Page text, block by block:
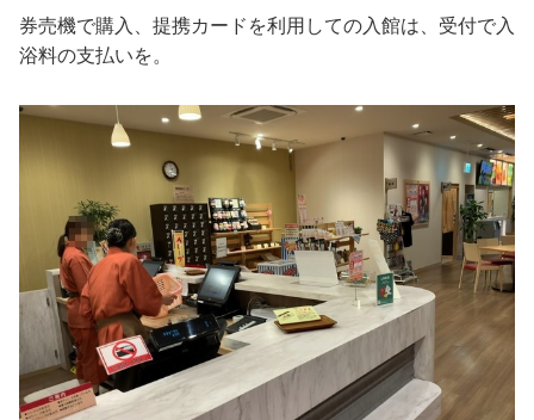
券売機で購入、提携カードを利用しての入館は、受付で入
浴料の支払いを。